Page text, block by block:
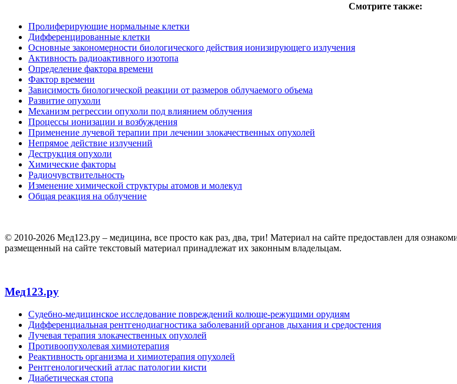
Смотрите также:
Пролиферирующие нормальные клетки
Дифференцированные клетки
Основные закономерности биологического действия ионизирующего излучения
Активность радиоактивного изотопа
Определение фактора времени
Фактор времени
Зависимость биологической реакции от размеров облучаемого объема
Развитие опухоли
Механизм регрессии опухоли под влиянием облучения
Процессы ионизации и возбуждения
Применение лучевой терапии при лечении злокачественных опухолей
Непрямое действие излучений
Деструкция опухоли
Химические факторы
Радиочувствительность
Изменение химической структуры атомов и молекул
Общая реакция на облучение
© 2010-2026 Мед123.ру – медицина, все просто как раз, два, три! Материал на сайте предоставлен для
размещенный на сайте текстовый материал принадлежат их законным владельцам.
Мед123.ру
Судебно-медицинское исследование повреждений колюще-режущими орудиям
Дифференциальная рентгенодиагностика заболеваний органов дыхания и средостения
Лучевая терапия злокачественных опухолей
Противоопухолевая химиотерапия
Реактивность организма и химиотерапия опухолей
Рентгенологический атлас патологии кисти
Диабетическая стопа